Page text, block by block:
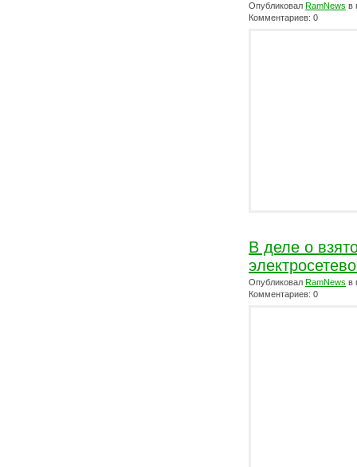
Опубликовал RamNews в
Комментариев: 0
В деле о
Опубликовал RamNews в
Комментариев: 0